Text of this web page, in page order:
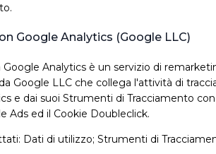
Google Analytics (Google LLC)
Analytics è un servizio di
Google LLC che collega l'attività di
e dai suoi Strumenti di Tracciamento
Ads ed il Cookie Doubleclick.
Dati di utilizzo; Strumenti di